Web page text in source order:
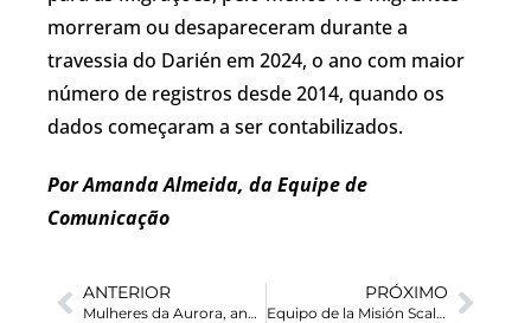
morreram ou desapareceram durante a
travessia do Darién em 2024, o ano com maior
número de registros desde 2014, quando os
dados começaram a ser contabilizados.
Por Amanda Almeida, da Equipe de
Comunicação
ANTERIOR
Mulheres da Aurora, anunciadoras da boa nova
PRÓXIMO
Equipo de la Misión Scalabriniana Ecuador participa en taller de CRS-EMPOWER